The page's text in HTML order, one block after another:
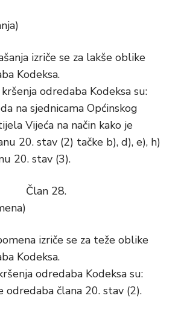
izriče se za lakše oblike
Kodeksa.
odredaba Kodeksa su:
na sjednicama Općinskog
Vijeća na način kako je
20. stav (2) tačke b), d), e), h)
20. stav (3).
Član 28.
izriče se za teže oblike
Kodeksa.
odredaba Kodeksa su:
odredaba člana 20. stav (2).